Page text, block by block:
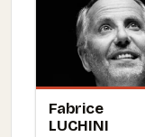
Fabrice
LUCHINI